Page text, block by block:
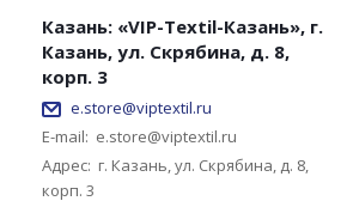
Казань: «VIP-Textil-Казань», г.
Казань, ул. Скрябина, д. 8,
корп. 3
e.store@viptextil.ru
E-mail: e.store@viptextil.ru
Адрес: г. Казань, ул. Скрябина, д. 8,
корп. 3